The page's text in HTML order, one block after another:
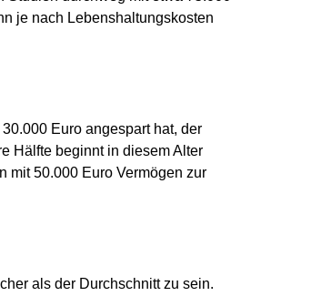
je nach Lebenshaltungskosten
Euro angespart hat, der
Hälfte beginnt in diesem Alter
mit 50.000 Euro Vermögen zur
als der Durchschnitt zu sein.